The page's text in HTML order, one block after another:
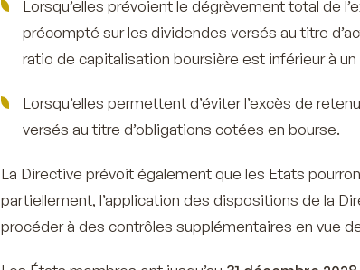
Lorsqu’elles prévoient le dégrèvement total de
précompté sur les dividendes versés au titre
ratio de capitalisation boursière est inférieur à un
Lorsqu’elles permettent d’éviter l’excès de
versés au titre d’obligations cotées en bourse.
La Directive prévoit également que les Etats
partiellement, l’application des dispositions de la
procéder à des contrôles supplémentaires en vue